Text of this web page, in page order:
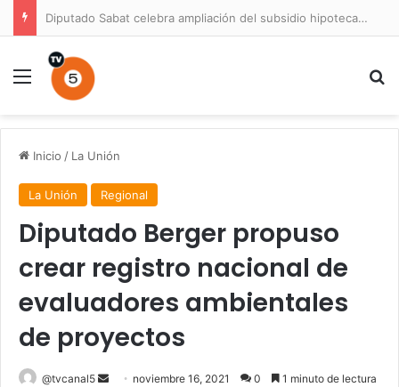
Diputado Sabat celebra ampliación del subsidio hipotecario con viviendas de hasta 6.000 UF
Menú
Inicio / La Unión
La Unión Regional
Diputado Berger propuso
crear registro nacional de
evaluadores ambientales
de proyectos
@tvcanal5
Send noviembre 16, 2021 0 1 minuto de lectura